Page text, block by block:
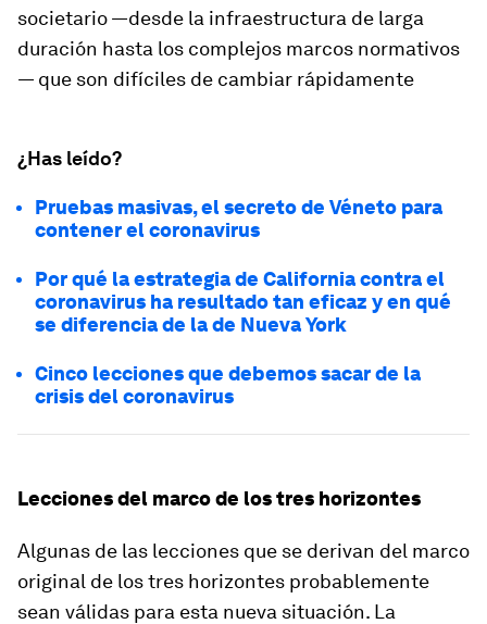
societario —desde la infraestructura de larga
duración hasta los complejos marcos normativos
— que son difíciles de cambiar rápidamente
¿Has leído?
Pruebas masivas, el secreto de Véneto para
contener el coronavirus
Por qué la estrategia de California contra el
coronavirus ha resultado tan eficaz y en qué
se diferencia de la de Nueva York
Cinco lecciones que debemos sacar de la
crisis del coronavirus
Lecciones del marco de los tres horizontes
Algunas de las lecciones que se derivan del marco
original de los tres horizontes probablemente
sean válidas para esta nueva situación. La